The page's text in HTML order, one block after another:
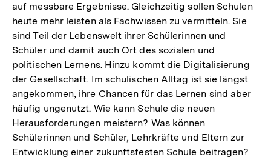
auf messbare Ergebnisse. Gleichzeitig sollen Schulen
heute mehr leisten als Fachwissen zu vermitteln. Sie
sind Teil der Lebenswelt ihrer Schülerinnen und
Schüler und damit auch Ort des sozialen und
politischen Lernens. Hinzu kommt die Digitalisierung
der Gesellschaft. Im schulischen Alltag ist sie längst
angekommen, ihre Chancen für das Lernen sind aber
häufig ungenutzt. Wie kann Schule die neuen
Herausforderungen meistern? Was können
Schülerinnen und Schüler, Lehrkräfte und Eltern zur
Entwicklung einer zukunftsfesten Schule beitragen?